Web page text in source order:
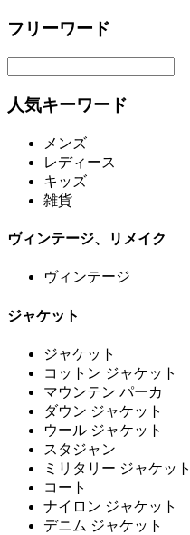
フリーワード
人気キーワード
メンズ
レディース
キッズ
雑貨
ヴィンテージ、リメイク
ヴィンテージ
ジャケット
ジャケット
コットン ジャケット
マウンテン パーカ
ダウン ジャケット
ウール ジャケット
スタジャン
ミリタリー ジャケット
コート
ナイロン ジャケット
デニム ジャケット